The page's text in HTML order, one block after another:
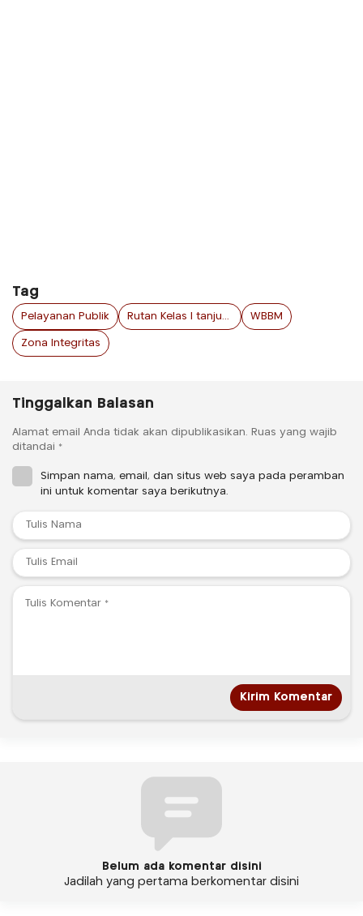
Tag
Pelayanan Publik WBBM
Zona Integritas
Tinggalkan Balasan
Alamat email Anda tidak akan dipublikasikan.
Ruas yang wajib
ditandai *
Simpan nama, email, dan situs web saya pada peramban
ini untuk komentar saya berikutnya.
Belum ada komentar disini
Jadilah yang pertama berkomentar disini